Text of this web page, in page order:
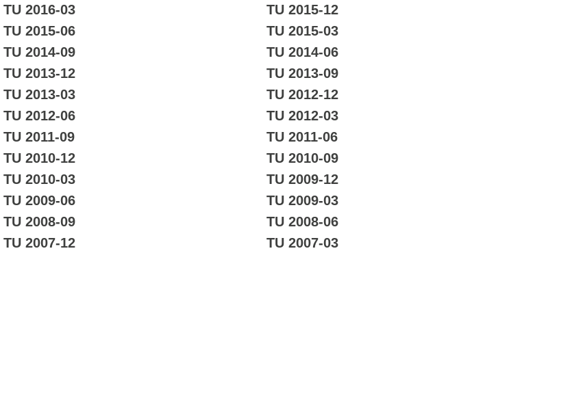
TU 2016-03
TU 2015-12
TU 2015-06
TU 2015-03
TU 2014-09
TU 2014-06
TU 2013-12
TU 2013-09
TU 2013-03
TU 2012-12
TU 2012-06
TU 2012-03
TU 2011-09
TU 2011-06
TU 2010-12
TU 2010-09
TU 2010-03
TU 2009-12
TU 2009-06
TU 2009-03
TU 2008-09
TU 2008-06
TU 2007-12
TU 2007-03